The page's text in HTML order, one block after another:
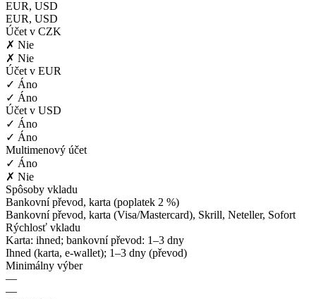
EUR, USD
EUR, USD
Účet v CZK
✗ Nie
✗ Nie
Účet v EUR
✓ Áno
✓ Áno
Účet v USD
✓ Áno
✓ Áno
Multimenový účet
✓ Áno
✗ Nie
Spôsoby vkladu
Bankovní převod, karta (poplatek 2 %)
Bankovní převod, karta (Visa/Mastercard), Skrill, Neteller, Sofort
Rýchlosť vkladu
Karta: ihned; bankovní převod: 1–3 dny
Ihned (karta, e-wallet); 1–3 dny (převod)
Minimálny výber
—
—